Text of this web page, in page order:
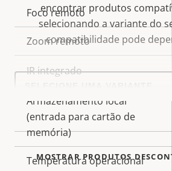
Descrição
da
propriedade
Valor da
propriedade
Foco remoto
Zoom remoto
IR integrado
Armazenamento local
(entrada para cartão de
memória)
Temperatura operacional
encontrar produtos
selecionando a variante do
compatibilidade pode
Select
product
variant:
MOSTRAR PRODUTOS